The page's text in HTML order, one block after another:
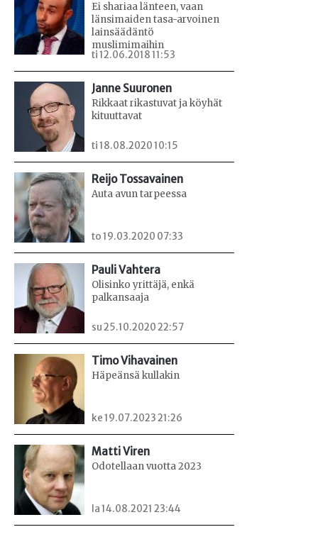
Ei shariaa länteen, vaan
länsimaiden tasa-arvoinen
lainsäädäntö
muslimimaihin
ti 12.06.2018 11:53
Janne Suuronen
Rikkaat rikastuvat ja köyhät
kituuttavat
ti 18.08.2020 10:15
Reijo Tossavainen
Auta avun tarpeessa
to 19.03.2020 07:33
Pauli Vahtera
Olisinko yrittäjä, enkä
palkansaaja
su 25.10.2020 22:57
Timo Vihavainen
Häpeänsä kullakin
ke 19.07.2023 21:26
Matti Viren
Odotellaan vuotta 2023
la 14.08.2021 23:44